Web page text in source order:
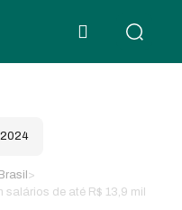
Brasil >
de até R$ 13,9 mil